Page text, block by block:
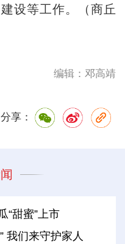
设等工作。（商丘
编辑：邓高靖
分享：
“甜蜜”上市
我们来守护家人